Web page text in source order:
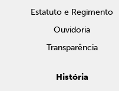
Estatuto e Regimento
Ouvidoria
Transparência
História